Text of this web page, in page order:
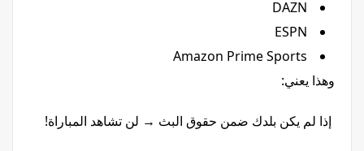
وهذا يعني:
إذا لم يكن بلدك ضمن حقوق البث → لن تشاهد المباراة!